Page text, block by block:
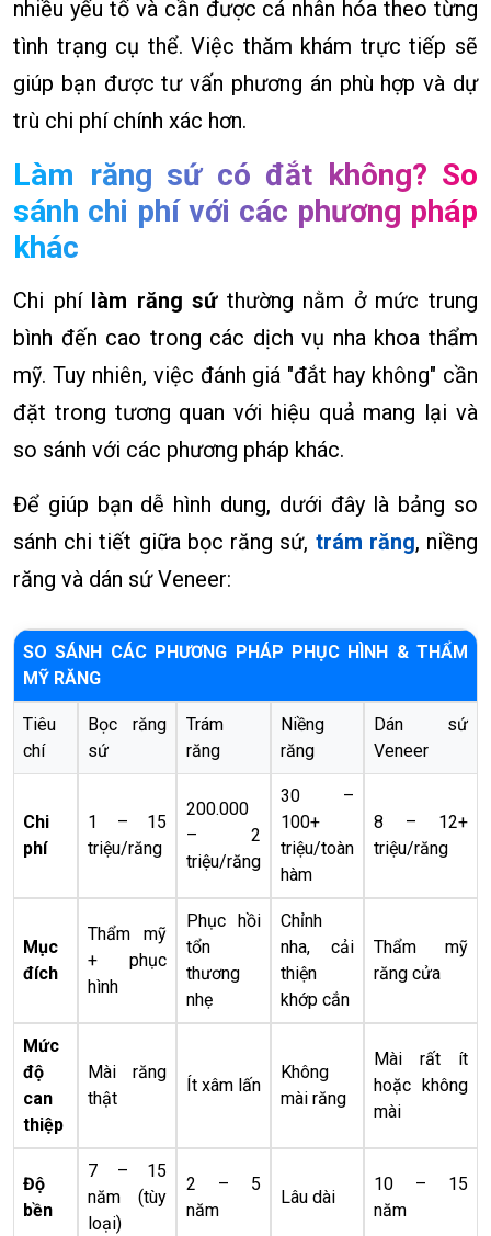
nhiều yếu tố và cần được cá nhân hóa theo từng
tình trạng cụ thể. Việc thăm khám trực tiếp sẽ
giúp bạn được tư vấn phương án phù hợp và dự
trù chi phí chính xác hơn.
Làm răng sứ có đắt không? So
sánh chi phí với các phương pháp
khác
Chi phí làm răng sứthường nằm ở mức trung
bình đến cao trong các dịch vụ nha khoa thẩm
mỹ. Tuy nhiên, việc đánh giá "đắt hay không" cần
đặt trong tương quan với hiệu quả mang lại và
so sánh với các phương pháp khác.
Để giúp bạn dễ hình dung, dưới đây là bảng so
sánh chi tiết giữa bọc răng sứ, trám răng, niềng
răng và dán sứ Veneer:
SO SÁNH CÁC PHƯƠNG PHÁP PHỤC HÌNH & THẨM
MỸ RĂNG
Tiêu
chí
Bọc răng
sứ
Trám
răng
Niềng
răng
Dán sứ
Veneer
Chi
phí
1 – 15
triệu/răng
200.000
– 2
triệu/răng
30 –
100+
triệu/toàn
hàm
8 – 12+
triệu/răng
Mục
đích
Thẩm mỹ
+ phục
hình
Phục hồi
tổn
thương
nhẹ
Chỉnh
nha, cải
thiện
khớp cắn
Thẩm mỹ
răng cửa
Mức
độ
can
thiệp
Mài răng
thật
Ít xâm lấn
Không
mài răng
Mài rất ít
hoặc không
mài
Độ
bền
7 – 15
năm (tùy
loại)
2 – 5
năm
Lâu dài
10 – 15
năm